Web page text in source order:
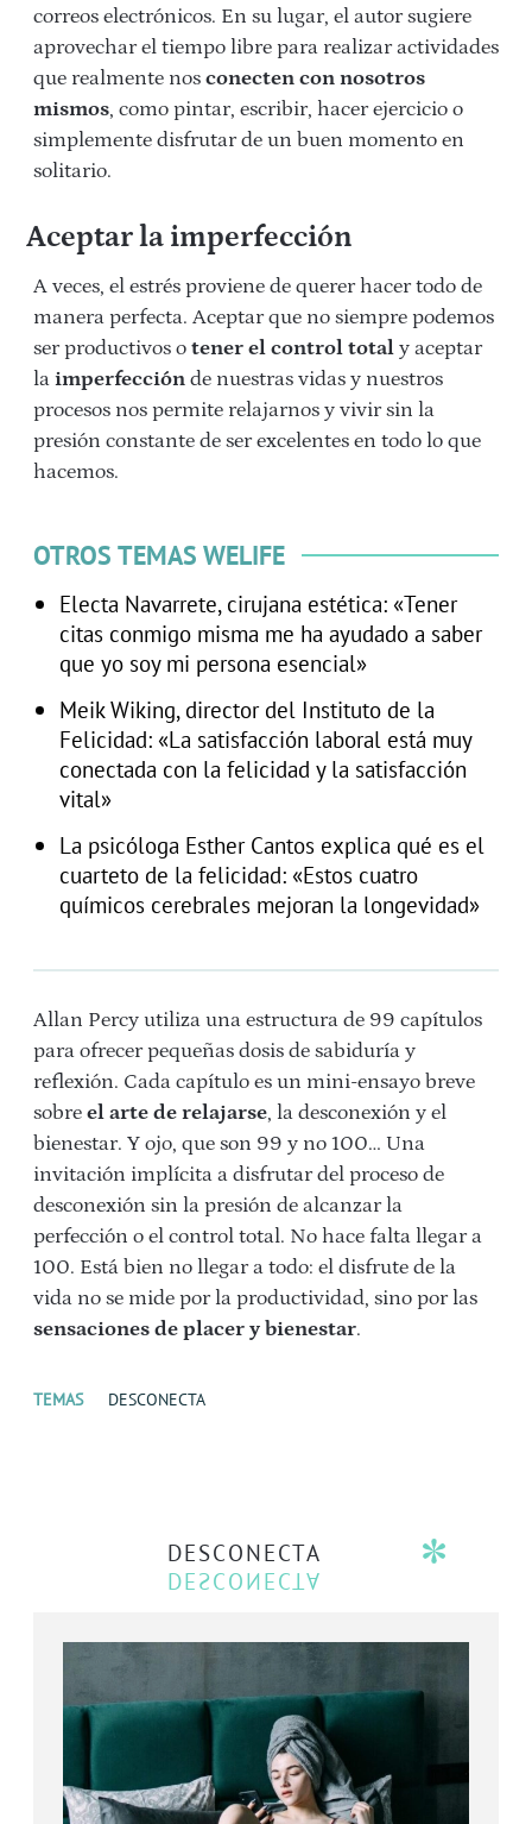
correos electrónicos. En su lugar, el autor sugiere
aprovechar el tiempo libre para realizar actividades
que realmente nos conecten con nosotros
mismos, como pintar, escribir, hacer ejercicio o
simplemente disfrutar de un buen momento en
solitario.
Aceptar la imperfección
A veces, el estrés proviene de querer hacer todo de
manera perfecta. Aceptar que no siempre podemos
ser productivos o tener el control total y aceptar
la imperfección de nuestras vidas y nuestros
procesos nos permite relajarnos y vivir sin la
presión constante de ser excelentes en todo lo que
hacemos.
OTROS TEMAS WELIFE
Electa Navarrete, cirujana estética: «Tener
citas conmigo misma me ha ayudado a saber
que yo soy mi persona esencial»
Meik Wiking, director del Instituto de la
Felicidad: «La satisfacción laboral está muy
conectada con la felicidad y la satisfacción
vital»
La psicóloga Esther Cantos explica qué es el
cuarteto de la felicidad: «Estos cuatro
químicos cerebrales mejoran la longevidad»
Allan Percy utiliza una estructura de 99 capítulos
para ofrecer pequeñas dosis de sabiduría y
reflexión. Cada capítulo es un mini-ensayo breve
sobre el arte de relajarse, la desconexión y el
bienestar. Y ojo, que son 99 y no 100… Una
invitación implícita a disfrutar del proceso de
desconexión sin la presión de alcanzar la
perfección o el control total. No hace falta llegar a
100. Está bien no llegar a todo: el disfrute de la
vida no se mide por la productividad, sino por las
sensaciones de placer y bienestar.
TEMAS DESCONECTA
DESCONECTA